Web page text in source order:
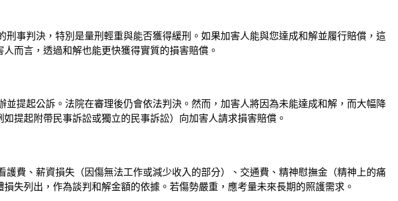
事判決，特別是量刑輕重與能否獲得緩刑。如果加害人能與您達成和解並履行賠償，這
而言，透過和解也能更快獲得實質的損害賠償。
提起公訴。法院在審理後仍會依法判決。然而，加害人將因為未能達成和解，而大幅降
提起附帶民事訴訟或獨立的民事訴訟）向加害人請求損害賠償。
費、薪資損失（因傷無法工作或減少收入的部分）、交通費、精神慰撫金（精神上的痛
失列出，作為談判和解金額的依據。若傷勢嚴重，應考量未來長期的照護需求。